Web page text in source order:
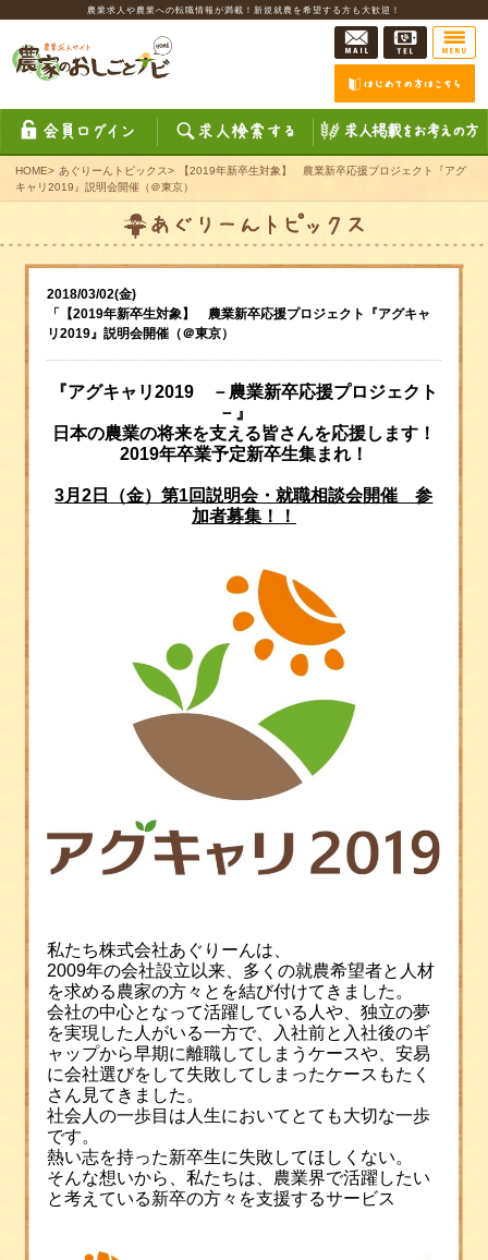
農業求人や農業への転職情報が満載！新規就農を希望する方も大歓迎！
HOME> あぐりーんトピックス>
【2019年新卒生対象】 農業新卒応援プロジェクト『アグ
キャリ2019』説明会開催（＠東京）
2018/03/02(金)
「【2019年新卒生対象】 農業新卒応援プロジェクト『アグキャ
リ2019』説明会開催（＠東京）
『アグキャリ2019－農業新卒応援プロジェクト
－』
日本の農業の将来を支える皆さんを応援します！
2019年卒業予定新卒生集まれ！
3月2日（金）第1回説明会・就職相談会開催 参
加者募集！！
私たち株式会社あぐりーんは、
2009年の会社設立以来、多くの就農希望者と人材
を求める農家の方々とを結び付けてきました。
会社の中心となって活躍している人や、独立の夢
を実現した人がいる一方で、入社前と入社後のギ
ャップから早期に離職してしまうケースや、安易
に会社選びをして失敗してしまったケースもたく
さん見てきました。
社会人の一歩目は人生においてとても大切な一歩
です。
熱い志を持った新卒生に失敗してほしくない。
そんな想いから、私たちは、農業界で活躍したい
と考えている新卒の方々を支援するサービス